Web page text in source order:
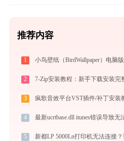
推荐内容
1
2 7-Zip安装教程：新手下载安装完
3 疯歌音效平台VST插件/补丁安装
4 最新ucrtbase.dll itunes错误导致无
5 新都LP 5000Ln打印机无法连接